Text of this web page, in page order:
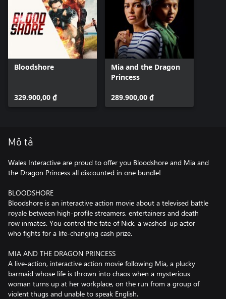
Bloodshore
329.900,00 ₫
Mia and the Dragon
Princess
289.900,00 ₫
Mô tả
Wales Interactive are proud to offer you Bloodshore and Mia and
the Dragon Princess all discounted in one bundle!
BLOODSHORE
Bloodshore is an interactive action movie about a televised battle
royale between high-profile streamers, entertainers and death
row inmates. You control the fate of Nick, a washed-up actor
who fights for a life-changing cash prize.
MIA AND THE DRAGON PRINCESS
A live-action, interactive action movie following Mia, a plucky
barmaid whose life is thrown into chaos when a mysterious
woman turns up at her workplace, on the run from a group of
violent thugs and unable to speak English.